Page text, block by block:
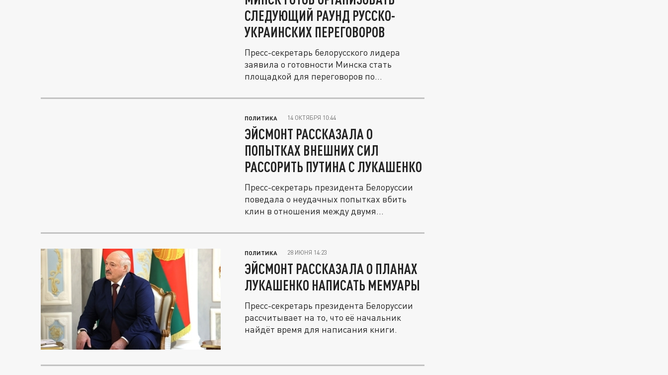
СЛЕДУЮЩИЙ РАУНД РУССКО-
УКРАИНСКИХ ПЕРЕГОВОРОВ
Пресс-секретарь белорусского лидера
заявила о готовности Минска стать
площадкой для переговоров по
ПОЛИТИКА 14 ОКТЯБРЯ 10:44
ЭЙСМОНТ РАССКАЗАЛА О
ПОПЫТКАХ ВНЕШНИХ СИЛ
РАССОРИТЬ ПУТИНА С ЛУКАШЕНКО
Пресс-секретарь президента Белоруссии
поведала о неудачных попытках вбить
клин в отношения между двумя...
ПОЛИТИКА 28 ИЮНЯ 14:23
ЭЙСМОНТ РАССКАЗАЛА О ПЛАНАХ
ЛУКАШЕНКО НАПИСАТЬ МЕМУАРЫ
Пресс-секретарь президента Белоруссии
рассчитывает на то, что её начальник
найдёт время для написания книги.